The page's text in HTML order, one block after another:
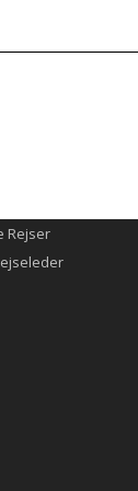
Rejser